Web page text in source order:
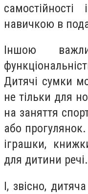
навичкою в
Іншою
Дитячі сумки
не тільки для
на заняття
або
іграшки,
для дитини речі.
І, звісно,